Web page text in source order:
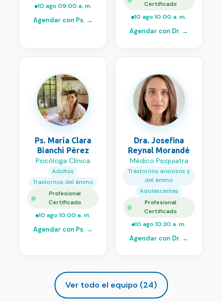
10 ago 09:00 a. m.
Agendar con Ps. →
Certificado
10 ago 10:00 a. m.
Agendar con Dr. →
Ps. María Clara
Bianchi Pérez
Psicóloga Clínica
Adultos
Trastornos del ánimo
Profesional
Certificado
10 ago 10:00 a. m.
Agendar con Ps. →
Dra. Josefina
Reynal Morandé
Médico Psiquiatra
Trastornos ansiosos y
del ánimo
Adolescentes
Profesional
Certificado
10 ago 10:30 a. m.
Agendar con Dr. →
Ver todo el equipo (24)